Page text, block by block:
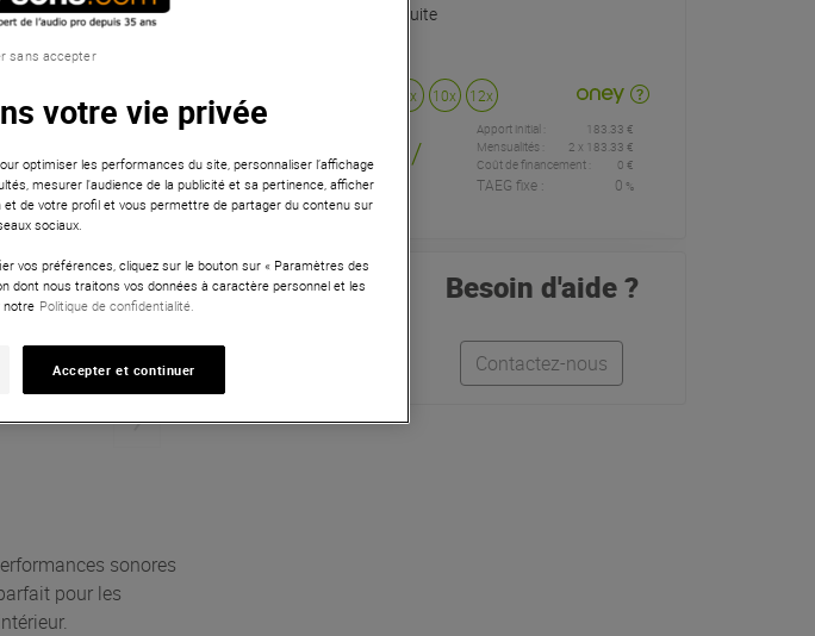
sonores
pour les
Livraison Gratuite
4x 10x 12x
183
/
mois
Apport initial :
183.33 €
Mensualités :
2 x 183.33 €
Coût de financement :
0 €
TAEG fixe : 0 %
Besoin d'aide ?
Contactez-nous
votre vie privée
optimiser les performances du site, personnaliser l’affichage
mesurer l'audience de la publicité et sa pertinence, afficher
de votre profil et vous permettre de partager du contenu sur
sociaux.
vos préférences, cliquez sur le bouton sur « Paramètres des
dont nous traitons vos données à caractère personnel et les
notre Politique de confidentialité.
Accepter et continuer
sans accepter